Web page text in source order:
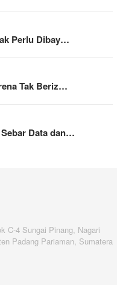
Perlu Dibay…
Tak Beriz…
Data dan…
C-4 Sungai Pinang, Nagari
Padang Pariaman, Sumatera